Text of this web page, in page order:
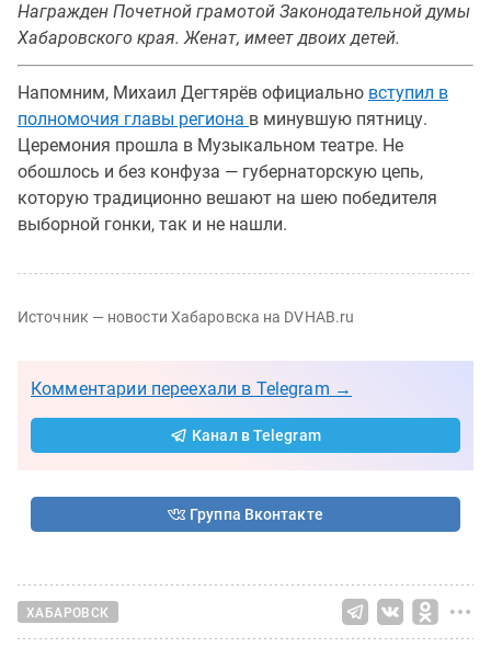
Награжден Почетной грамотой Законодательной думы
Хабаровского края. Женат, имеет двоих детей.
Напомним, Михаил Дегтярёв официально вступил в
полномочия главы региона в минувшую пятницу.
Церемония прошла в Музыкальном театре. Не
обошлось и без конфуза — губернаторскую цепь,
которую традиционно вешают на шею победителя
выборной гонки, так и не нашли.
Источник — новости Хабаровска на DVHAB.ru
Комментарии переехали в Telegram →
Канал в Telegram
Группа Вконтакте
ХАБАРОВСК